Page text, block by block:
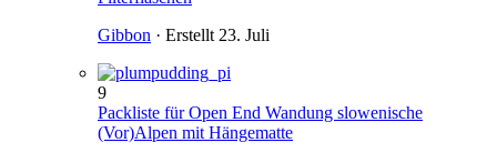
Gibbon · Erstellt 23. Juli
9
Packliste für Open End Wandung slowenische
(Vor)Alpen mit Hängematte